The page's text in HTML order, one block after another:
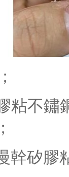
粘不鏽
幹矽膠